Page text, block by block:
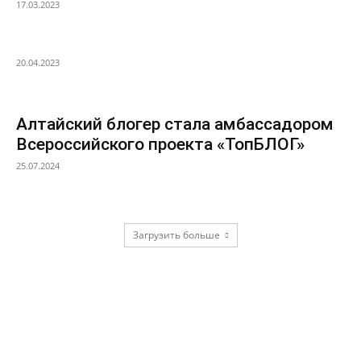
17.03.2023
20.04.2023
Алтайский блогер стала амбассадором
Всероссийского проекта «ТопБЛОГ»
25.07.2024
Загрузить больше